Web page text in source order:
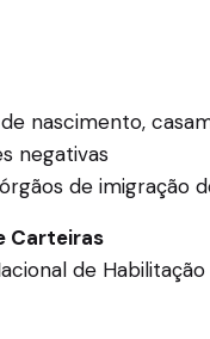
nascimento,
negativas
de imigração
Carteiras
de Habilitação